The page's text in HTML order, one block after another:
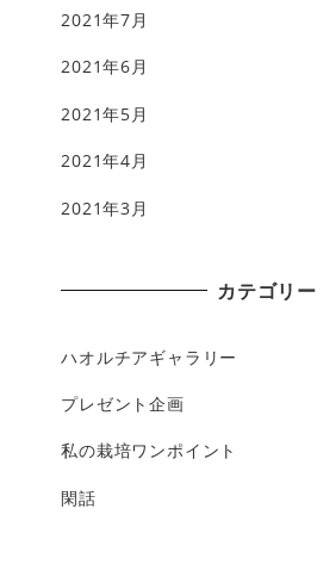
2021年7月
2021年6月
2021年5月
2021年4月
2021年3月
カテゴリー
ハオルチアギャラリー
プレゼント企画
私の栽培ワンポイント
閑話